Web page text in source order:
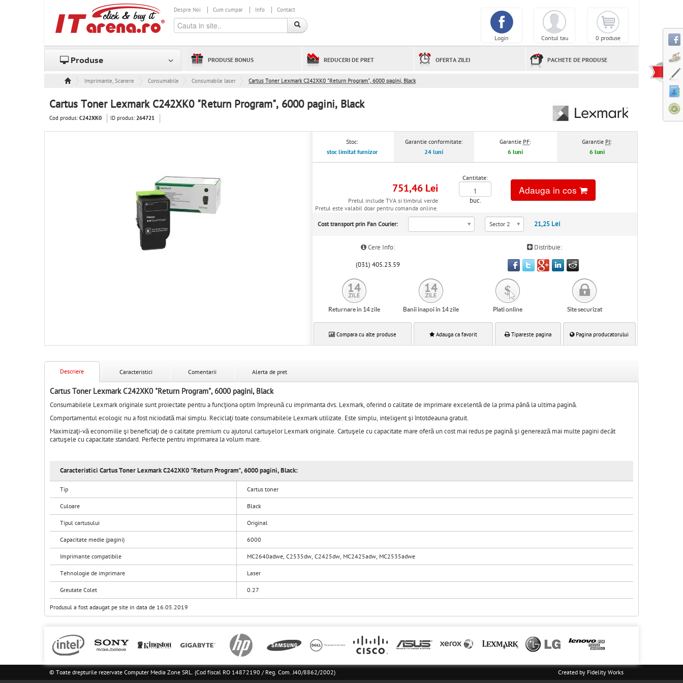
Despre Noi Cum cumpar Info Contact
0 produse
Contul tau
Login
Produse PRODUSE BONUS REDUCERI DE PRET OFERTA ZILEI PACHETE DE PRODUSE
Imprimante, Scanere & Consumabile
Consumabile Consumabile laser Cartus Toner Lexmark C242XK0 "Return Program", 6000 pagini, Black
Cartus Toner Lexmark C242XK0 "Return Program", 6000 pagini, Black
Cod produs:C242XK0 ID produs:264721
Stoc:
stoc limitat furnizor
Garantie conformitate:
24 luni
Garantie PF:
6 luni
Garantie PJ:
6 luni
751,46 Lei
Pretul include TVA si timbrul verde
Pretul este valabil doar pentru comanda online.
Cantitate:
buc.
Adauga in cos
Cost transport prin Fan Courier: Sector 2 21,25 Lei
Cere Info: Distribuie:
(031) 405.23.59
Returnare in 14 zile Banii inapoi in 14 zile Plati online Site securizat
Compara cu alte produse Adauga ca favorit Tipareste pagina Pagina producatorului
Descriere Caracteristici Comentarii Alerta de pret
Cartus Toner Lexmark C242XK0 "Return Program", 6000 pagini, Black
Consumabilele Lexmark originale sunt proiectate pentru a funcţiona optim împreună cu imprimanta dvs. Lexmark, oferind o calitate de imprimare excelentă de la prima până la ultima pagină.
Comportamentul ecologic nu a fost niciodată mai simplu. Reciclaţi toate consumabilele Lexmark utilizate. Este simplu, inteligent şi întotdeauna gratuit.
Maximizaţi-vă economiile şi beneficiaţi de o calitate premium cu ajutorul cartuşelor Lexmark originale. Cartuşele cu capacitate mare oferă un cost mai redus pe pagină şi generează mai multe pagini decât
cartuşele cu capacitate standard. Perfecte pentru imprimarea la volum mare.
Caracteristici Cartus Toner Lexmark C242XK0 "Return Program", 6000 pagini, Black:
Tip Cartus toner
Culoare Black
Tipul cartusului Original
Capacitate medie (pagini) 6000
Imprimante compatibile MC2640adwe, C2535dw, C2425dw, MC2425adw, MC2535adwe
Tehnologie de imprimare Laser
Greutate Colet 0.27
Produsul a fost adaugat pe site in data de 16.05.2019
© Toate drepturile rezervate Computer Media Zone SRL. (Cod fiscal RO 14872190 / Reg. Com. J40/8862/2002) Created by Fidelity Works